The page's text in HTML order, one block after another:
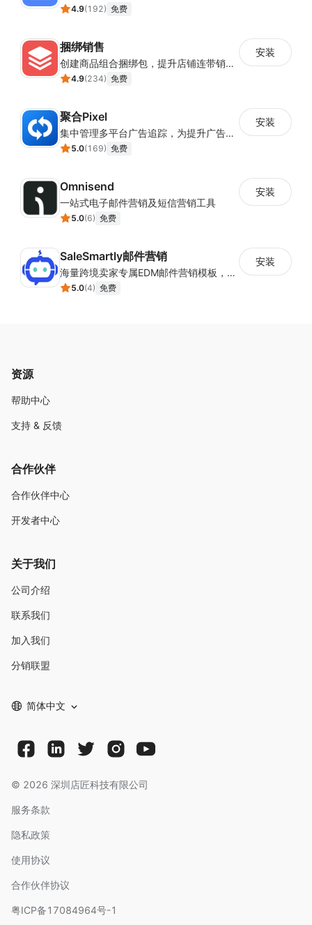
4.9(192) 免费
捆绑销售
创建商品组合捆绑包，提升店铺连带销售率
4.9(234) 免费
安装
聚合Pixel
集中管理多平台广告追踪，为提升广告ROAS与转化率提供数据基础
5.0(169) 免费
安装
Omnisend
一站式电子邮件营销及短信营销工具
5.0(6) 免费
安装
SaleSmartly邮件营销
海量跨境卖家专属EDM邮件营销模板，从邮件发送到下单全链路效果追踪，全生命周期触达用户触达。
5.0(4) 免费
安装
资源
帮助中心
支持 & 反馈
合作伙伴
合作伙伴中心
开发者中心
关于我们
公司介绍
联系我们
加入我们
分销联盟
简体中文
© 2026 深圳店匠科技有限公司
服务条款
隐私政策
使用协议
合作伙伴协议
粤ICP备17084964号-1